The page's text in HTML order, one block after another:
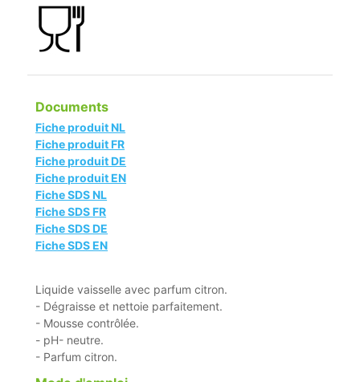
Documents
Fiche produit NL
Fiche produit FR
Fiche produit DE
Fiche produit EN
Fiche SDS NL
Fiche SDS FR
Fiche SDS DE
Fiche SDS EN
Liquide vaisselle avec parfum citron.
- Dégraisse et nettoie parfaitement.
- Mousse contrôlée.
- pH- neutre.
- Parfum citron.